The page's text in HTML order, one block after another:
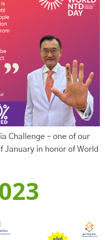
Challenge – one of our
January in honor of World